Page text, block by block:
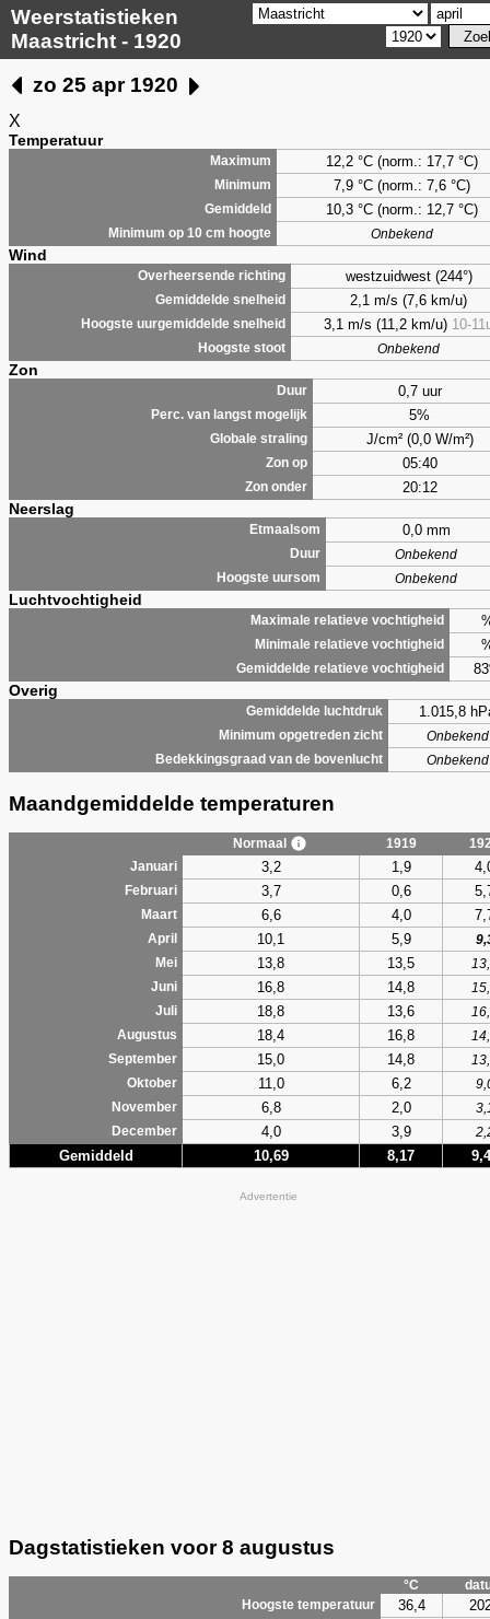
Weerstatistieken
Maastricht - 1920
zo 25 apr 1920
X
Temperatuur
Maximum 12,2 °C (norm.: 17,7 °C)
Minimum 7,9°C (norm.: 7,6 °C)
Gemiddeld 10,3 °C (norm.: 12,7 °C)
Minimum op 10 cm hoogte Onbekend
Wind
Overheersende richting westzuidwest (244°)
Gemiddelde snelheid 2,1 m/s (7,6 km/u)
Hoogste uurgemiddelde snelheid 3,1 m/s (11,2 km/u) 10-
Hoogste stoot Onbekend
Zon
Duur 0,7 uur
Perc. van langst mogelijk 5%
Globale straling J/cm² (0,0 W/m²)
Zon op 05:40
Zon onder 20:12
Neerslag
Etmaalsom 0,0 mm
Duur
Onbekend
Hoogste uursom
Onbekend
Luchtvochtigheid
Maximale relatieve vochtigheid
Minimale relatieve vochtigheid
Gemiddelde relatieve vochtigheid
Overig
Gemiddelde luchtdruk 1.015,8
Minimum opgetreden zicht
Onbekend
Bedekkingsgraad van de bovenlucht
Onbekend
Maandgemiddelde temperaturen
Normaal 1919
Januari
3,2 1,9
Februari 3,7 0,6
Maart 6,6 4,0
April 10,1 5,9
Mei
13,8 13,5
Juni
16,8 14,8
Juli
18,8 13,6
Augustus
18,4 16,8
September
15,0 14,8
Oktober
11,0 6,2
November
6,8 2,0
December
4,0 3,9
Gemiddeld 10,69 8,17
Advertentie
Dagstatistieken voor 8 augustus
°C
Hoogste temperatuur
36,4